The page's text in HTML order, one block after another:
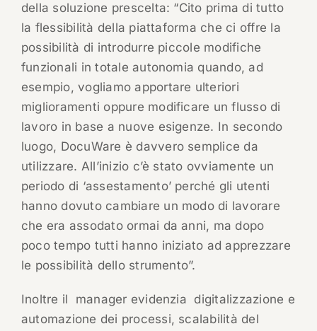
della soluzione prescelta: “Cito prima di tutto
la flessibilità della piattaforma che ci offre la
possibilità di introdurre piccole modifiche
funzionali in totale autonomia quando, ad
esempio, vogliamo apportare ulteriori
miglioramenti oppure modificare un flusso di
lavoro in base a nuove esigenze. In secondo
luogo, DocuWare è davvero semplice da
utilizzare. All’inizio c’è stato ovviamente un
periodo di ‘assestamento’ perché gli utenti
hanno dovuto cambiare un modo di lavorare
che era assodato ormai da anni, ma dopo
poco tempo tutti hanno iniziato ad apprezzare
le possibilità dello strumento”.
Inoltre il manager evidenzia digitalizzazione e
automazione dei processi, scalabilità del